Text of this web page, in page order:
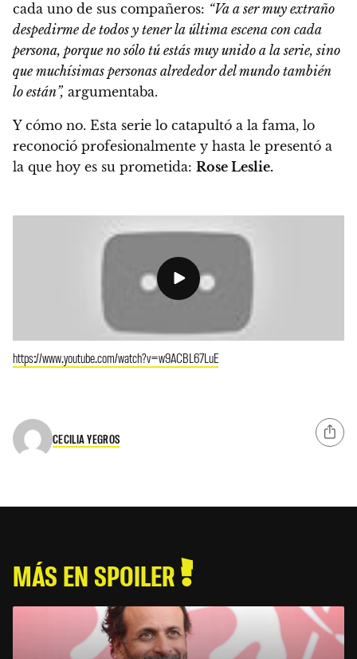
cada uno de sus compañeros: “Va a ser muy extraño
despedirme de todos y tener la última escena con cada
persona, porque no sólo tú estás muy unido a la serie, sino
que muchísimas personas alrededor del mundo también
lo están”, argumentaba.
Y cómo no. Esta serie lo catapultó a la fama, lo
reconoció profesionalmente y hasta le presentó a
la que hoy es su prometida: Rose Leslie.
https://www.youtube.com/watch?v=w9ACBL67LuE
CECILIA YEGROS
MÁS EN SPOILER